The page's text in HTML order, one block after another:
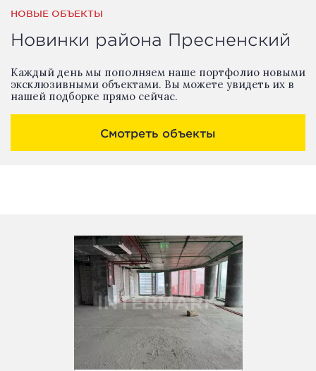
НОВЫЕ ОБЪЕКТЫ
Новинки района Пресненский
Каждый день мы пополняем наше портфолио новыми
эксклюзивными объектами. Вы можете увидеть их в
нашей подборке прямо сейчас.
Смотреть объекты